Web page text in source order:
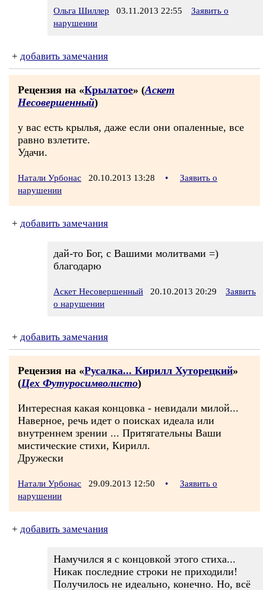
Ольга Шиллер 03.11.2013 22:55
Заявить о
нарушении
+ добавить замечания
Рецензия на «Крылатое» (Аскет
Несовершенный)
у вас есть крылья, даже если они опаленные, все
равно взлетите.
Удачи.
Натали Урбонас 20.10.2013 13:28 •
Заявить о
нарушении
+ добавить замечания
дай-то Бог, с Вашими молитвами =)
благодарю
Аскет Несовершенный 20.10.2013 20:29
Заявить
о нарушении
+ добавить замечания
Рецензия на «Русалка... Кирилл Хуторецкий»
(Цех Футуросимволисто)
Интересная какая концовка - невидали милой...
Наверное, речь идет о поисках идеала или
внутреннем зрении ... Притягательны Ваши
мистические стихи, Кирилл.
Дружески
Натали Урбонас 29.09.2013 12:50 •
Заявить о
нарушении
+ добавить замечания
Намучился я с концовкой этого стиха...
Никак последние строки не приходили!
Получилось не идеально, конечно. Но, всё